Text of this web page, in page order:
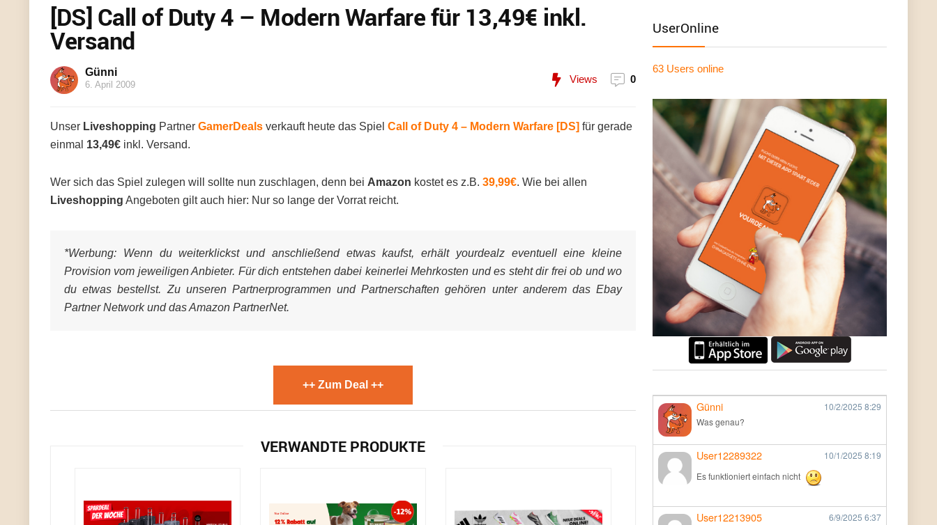
[DS] Call of Duty 4 – Modern Warfare für 13,49€ inkl.
Versand
Günni
6. April 2009 Views 0
Unser Liveshopping Partner GamerDeals verkauft heute das Spiel Call of Duty 4 – Modern Warfare [DS] für gerade
einmal 13,49€ inkl. Versand.
Wer sich das Spiel zulegen will sollte nun zuschlagen, denn bei Amazon kostet es z.B. 39,99€. Wie bei allen
Liveshopping Angeboten gilt auch hier: Nur so lange der Vorrat reicht.
*Werbung: Wenn du weiterklickst und anschließend etwas kaufst, erhält yourdealz eventuell eine kleine
Provision vom jeweiligen Anbieter. Für dich entstehen dabei keinerlei Mehrkosten und es steht dir frei ob und wo
du etwas bestellst. Zu unseren Partnerprogrammen und Partnerschaften gehören unter anderem das Ebay
Partner Network und das Amazon PartnerNet.
++ Zum Deal ++
VERWANDTE PRODUKTE
UserOnline
63 Users online
Günni 10/2/2025 8:29
Was genau?
User12289322 10/1/2025 8:19
Es funktioniert einfach nicht
User12213905 6/9/2025 6:37